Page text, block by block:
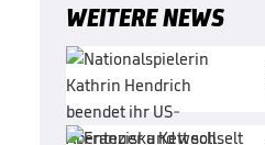
WEITERE NEWS